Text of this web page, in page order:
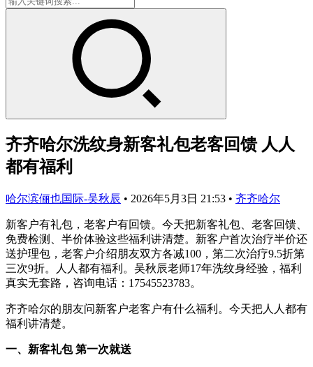
齐齐哈尔洗纹身新客礼包老客回馈 人人
都有福利
哈尔滨俪也国际-吴秋辰 • 2026年5月3日 21:53 • 齐齐哈尔
新客户有礼包，老客户有回馈。今天把新客礼包、老客回馈、
免费检测、半价体验这些福利讲清楚。新客户首次治疗半价还
送护理包，老客户介绍朋友双方各减100，第二次治疗9.5折第
三次9折。人人都有福利。吴秋辰老师17年洗纹身经验，福利
真实无套路，咨询电话：17545523783。
齐齐哈尔的朋友问新客户老客户有什么福利。今天把人人都有
福利讲清楚。
一、新客礼包 第一次就送